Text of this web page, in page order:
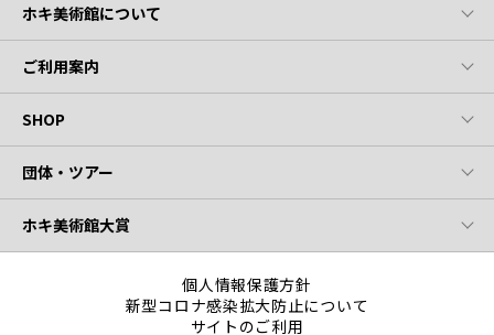
ホキ美術館について
ご利用案内
SHOP
団体・ツアー
ホキ美術館大賞
個人情報保護方針
新型コロナ感染拡大防止について
サイトのご利用